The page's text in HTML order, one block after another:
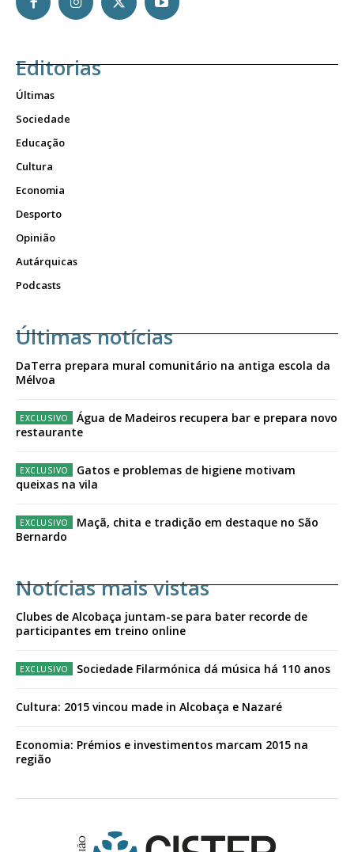
Editorias
Últimas
Sociedade
Educação
Cultura
Economia
Desporto
Opinião
Autárquicas
Podcasts
Últimas notícias
DaTerra prepara mural comunitário na antiga escola da
Mélvoa
Água de Madeiros recupera bar e prepara novo
restaurante
Gatos e problemas de higiene motivam
queixas na vila
Maçã, chita e tradição em destaque no São
Bernardo
Notícias mais vistas
Clubes de Alcobaça juntam-se para bater recorde de
participantes em treino online
Sociedade Filarmónica dá música há 110 anos
Cultura: 2015 vincou made in Alcobaça e Nazaré
Economia: Prémios e investimentos marcam 2015 na
região